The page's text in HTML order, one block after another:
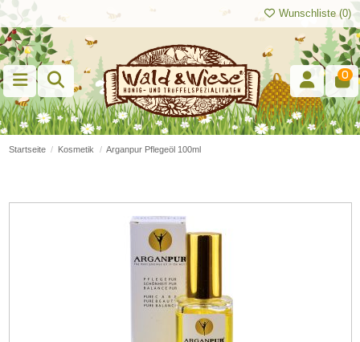
Wunschliste (0)
0
Startseite Kosmetik Arganpur Pflegeöl 100ml